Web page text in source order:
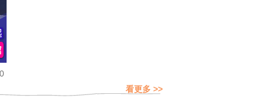
看更多 >>